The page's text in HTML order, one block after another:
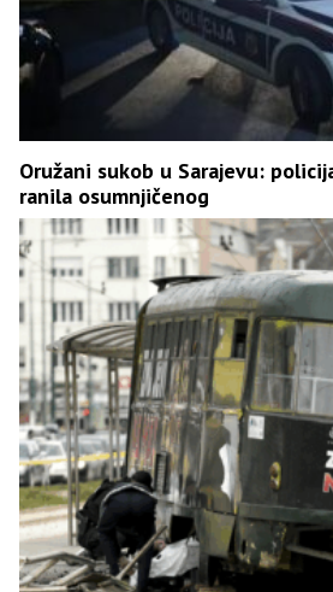
Oružani sukob u Sarajevu:
ranila osumnjičenog